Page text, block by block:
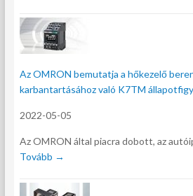
Az OMRON bemutatja a hőkezelő
karbantartásához való K7TM
2022-05-05
Az OMRON által piacra dobott, az
Tovább →